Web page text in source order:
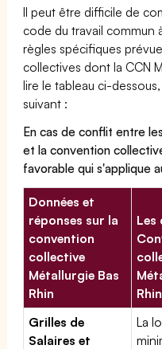
Il peut être difficile de
code du travail commun
règles spécifiques
collectives dont la CCN
lire le tableau ci-
suivant :
En cas de conflit entre
et la convention
favorable qui s'applique
Données et
réponses sur la
convention
collective
Métallurgie Bas
Rhin
Les
Rhin
Grilles de
Salaires et
La